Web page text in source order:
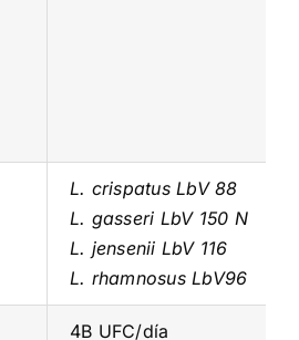
L. crispatus LbV 88
L. gasseri LbV 150 N
L. jensenii LbV 116
L. rhamnosus LbV96
4B UFC/día